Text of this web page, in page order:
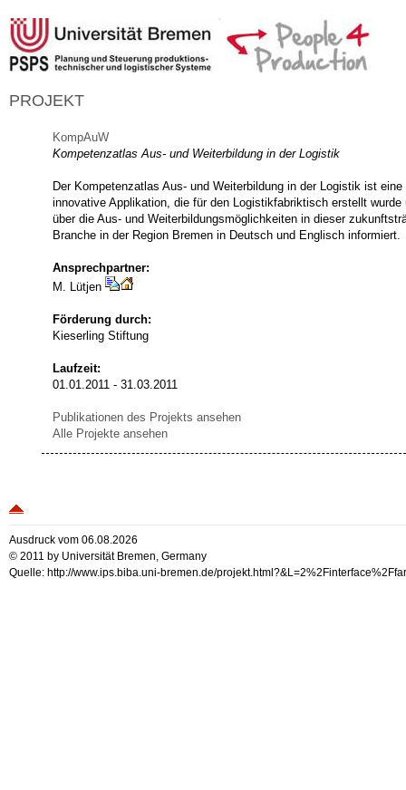
PROJEKT
KompAuW
Kompetenzatlas Aus- und Weiterbildung in der Logistik
Der Kompetenzatlas Aus- und Weiterbildung in der Logistik ist eine
innovative Applikation, die für den Logistikfabriktisch erstellt wurde
über die Aus- und Weiterbildungsmöglichkeiten in dieser
Branche in der Region Bremen in Deutsch und Englisch informiert.
Ansprechpartner:
M. Lütjen
Förderung durch:
Kieserling Stiftung
Laufzeit:
01.01.2011 - 31.03.2011
Publikationen des Projekts ansehen
Alle Projekte ansehen
Ausdruck vom 06.08.2026
© 2011 by Universität Bremen, Germany
Quelle: http://www.ips.biba.uni-bremen.de/